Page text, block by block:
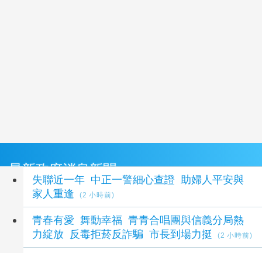
最新政府消息新聞
失聯近一年 中正一警細心查證 助婦人平安與
家人重逢
(2 小時前)
青春有愛 舞動幸福 青青合唱團與信義分局熱
力綻放 反毒拒菸反詐騙 市長到場力挺
(2 小時前)